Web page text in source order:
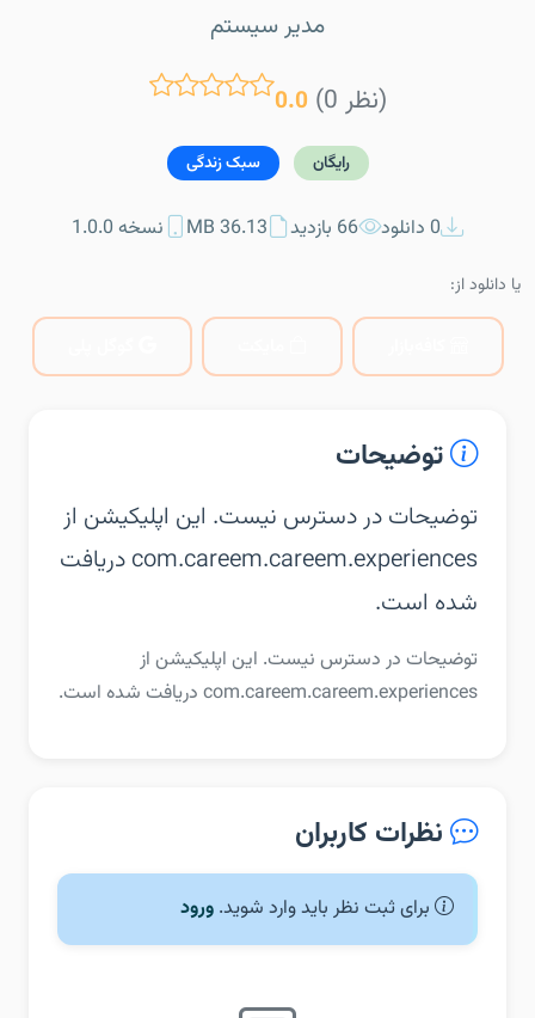
مدیر سیستم
0.0 (0 نظر)
رایگان سبک زندگی
0 دانلود 66 بازدید 36.13 MB نسخه 1.0.0
یا دانلود از:
توضیحات
توضیحات در دسترس نیست. این اپلیکیشن از
com.careem.careem.experiences دریافت
شده است.
توضیحات در دسترس نیست. این اپلیکیشن از
com.careem.careem.experiences دریافت شده است.
نظرات کاربران
برای ثبت نظر باید وارد شوید. ورود